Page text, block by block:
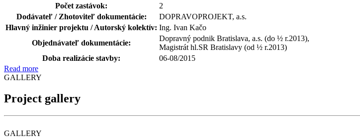
Počet zastávok:
2
Dodávateľ / Zhotoviteľ dokumentácie:
DOPRAVOPROJEKT, a.s.
Hlavný inžinier projektu / Autorský kolektív: Ing. Ivan Kačo
Objednávateľ dokumentácie:
Dopravný podnik Bratislava, a.s. (do ½ r.2013),
Magistrát hl.SR Bratislavy (od ½ r.2013)
Doba realizácie stavby:
06-08/2015
Read more
GALLERY
Project gallery
GALLERY